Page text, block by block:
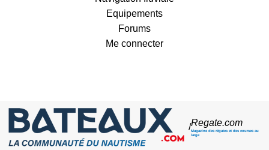
Equipements
Forums
Me connecter
/Regate.com
Magazine des régates et des courses au
large